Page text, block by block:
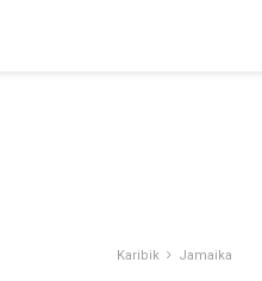
Karibik Jamaika